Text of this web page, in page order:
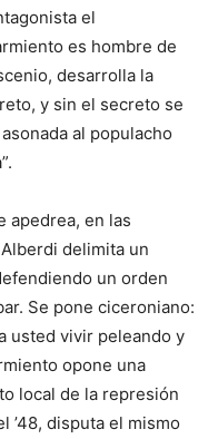
el
es hombre de
desarrolla la
y sin el secreto se
al populacho
apedrea, en las
delimita un
un orden
Se pone ciceroniano:
usted vivir peleando y
opone una
local de la represión
’48, disputa el mismo